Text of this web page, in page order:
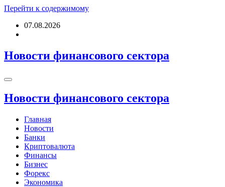
Перейти к содержимому
07.08.2026
Новости финансового сектора
Новости финансового сектора
Главная
Новости
Банки
Криптовалюта
Финансы
Бизнес
Форекс
Экономика